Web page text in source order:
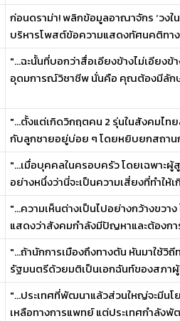
ก่อนดราม่า! พลิกข้อมูลอาณาจักร ‘วงใ
บริหารโพสต์ข้อความแสดงทัศนคติทาง
"...ฉะนั้นที่บอกว่าสื่อเอียงข้างไม่เอียง
อุดมการณ์วิชาชีพ นั่นคือ คุณต้องมีลักษ
"...ตั้งแต่เกิดวิกฤตคน 2 รุ่นในสังคมไ
กับลูกชายอยู่บ่อย ๆ โดยหยิบยกสถาน
"...เมื่อบุคคลในครอบครัว โดยเฉพาะ
อย่างหนึ่งว่านี่จะเป็นความเสี่ยงที่ทำให้เ
"...ความเห็นต่างเป็นไปอย่างกว้างขว
แสดงว่าสังคมกำลังมีปัญหาและต้องกา
"...ถ้านักการเมืองถึงทางตัน หันมาใช้วิ
รัฐมนตรีด้วยมติเป็นเอกฉันท์ของสภา
"...ประเทศที่พัฒนาแล้วส่วนใหญ่จะมีน
เหลือทางการแพทย์ แต่ประเทศกำลัง